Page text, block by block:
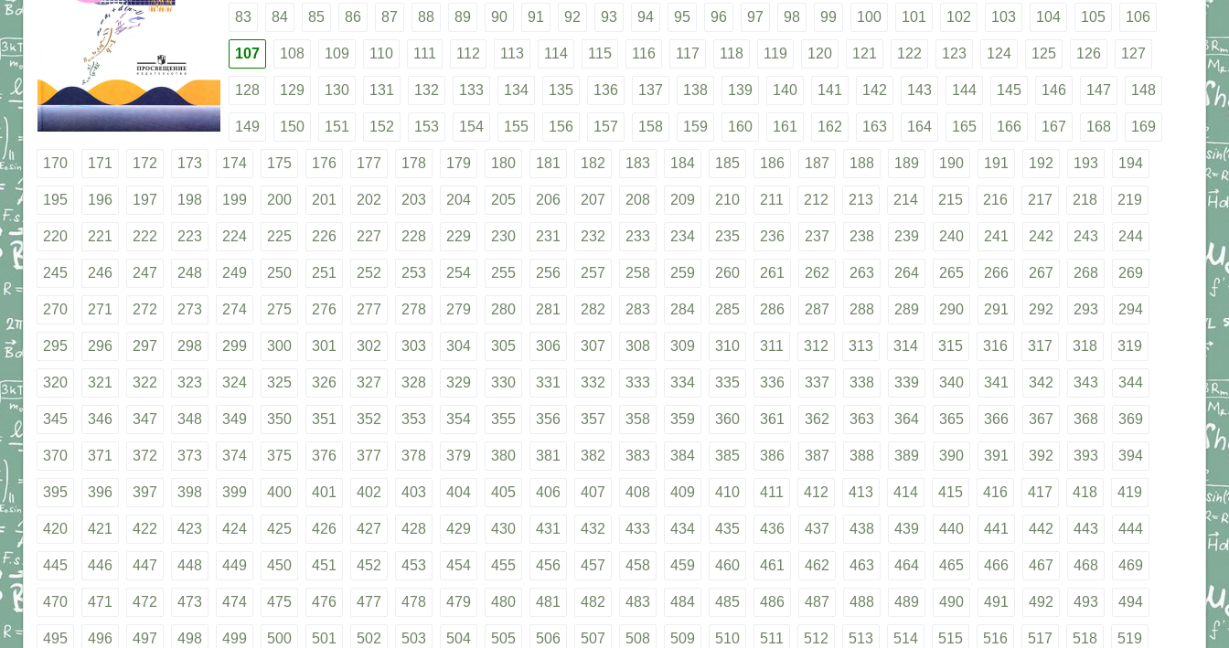
83 84 85 86 87 88 89 90 91 92 93 94 95 96 97 98 99 100 101 102 103 104 105 106
107 108 109 110 111 112 113 114 115 116 117 118 119 120 121 122 123 124 125 126 127
128 129 130 131 132 133 134 135 136 137 138 139 140 141 142 143 144 145 146 147 148
149 150 151 152 153 154 155 156 157 158 159 160 161 162 163 164 165 166 167 168 169
170 171 172 173 174 175 176 177 178 179 180 181 182 183 184 185 186 187 188 189 190 191 192 193 194
195 196 197 198 199 200 201 202 203 204 205 206 207 208 209 210 211 212 213 214 215 216 217 218 219
220 221 222 223 224 225 226 227 228 229 230 231 232 233 234 235 236 237 238 239 240 241 242 243 244
245 246 247 248 249 250 251 252 253 254 255 256 257 258 259 260 261 262 263 264 265 266 267 268 269
270 271 272 273 274 275 276 277 278 279 280 281 282 283 284 285 286 287 288 289 290 291 292 293 294
295 296 297 298 299 300 301 302 303 304 305 306 307 308 309 310 311 312 313 314 315 316 317 318 319
320 321 322 323 324 325 326 327 328 329 330 331 332 333 334 335 336 337 338 339 340 341 342 343 344
345 346 347 348 349 350 351 352 353 354 355 356 357 358 359 360 361 362 363 364 365 366 367 368 369
370 371 372 373 374 375 376 377 378 379 380 381 382 383 384 385 386 387 388 389 390 391 392 393 394
395 396 397 398 399 400 401 402 403 404 405 406 407 408 409 410 411 412 413 414 415 416 417 418 419
420 421 422 423 424 425 426 427 428 429 430 431 432 433 434 435 436 437 438 439 440 441 442 443 444
445 446 447 448 449 450 451 452 453 454 455 456 457 458 459 460 461 462 463 464 465 466 467 468 469
470 471 472 473 474 475 476 477 478 479 480 481 482 483 484 485 486 487 488 489 490 491 492 493 494
495 496 497 498 499 500 501 502 503 504 505 506 507 508 509 510 511 512 513 514 515 516 517 518 519